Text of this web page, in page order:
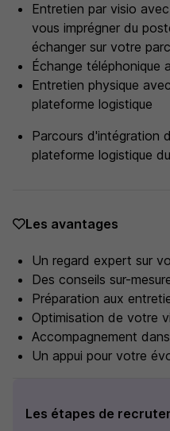
Entretien par visio
vous imprégner du
échanger sur votre
Échange téléphonique
Entretien physique
plateforme logistique
Parcours d'intégration
plateforme logistique
Les avantages
Un regard expert sur
Des conseils sur-
Préparation aux
Optimisation de votre
Accompagnement
Un appui pour votre
Les étapes de